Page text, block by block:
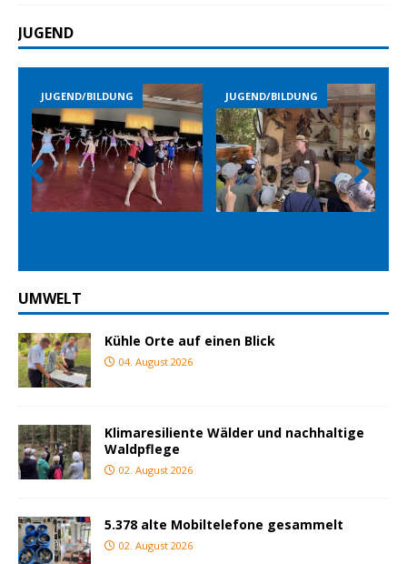
JUGEND
BILDUNG JUGEND/BILDUNG JUGEND/
Prev
ious
Nex
t
UMWELT
Kühle Orte auf einen Blick
04. August 2026
Klimaresiliente Wälder und nachhaltige
Waldpflege
02. August 2026
5.378 alte Mobiltelefone gesammelt
02. August 2026